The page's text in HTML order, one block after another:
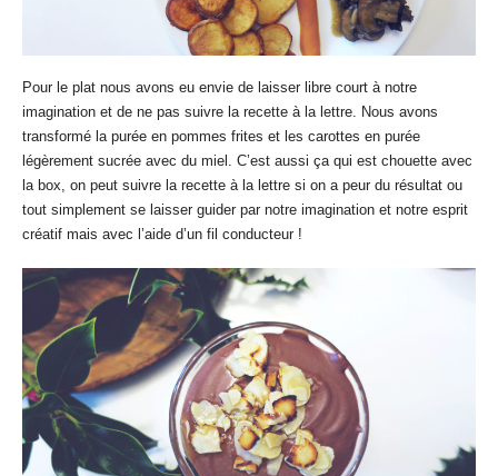
Pour le plat nous avons eu envie de laisser libre court à notre
imagination et de ne pas suivre la recette à la lettre. Nous avons
transformé la purée en pommes frites et les carottes en purée
légèrement sucrée avec du miel. C’est aussi ça qui est chouette avec
la box, on peut suivre la recette à la lettre si on a peur du résultat ou
tout simplement se laisser guider par notre imagination et notre esprit
créatif mais avec l’aide d’un fil conducteur !